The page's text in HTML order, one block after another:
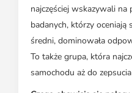
najczęściej wskazywali na
badanych, którzy
średni, dominowała
To także grupa, która
samochodu aż do